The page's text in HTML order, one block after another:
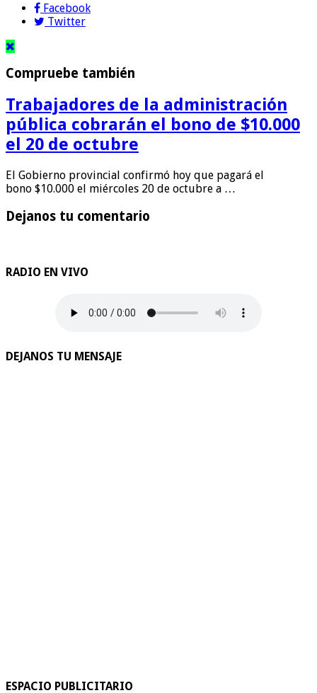
Facebook
Twitter
Compruebe también
Trabajadores de la administración
pública cobrarán el bono de $10.000
el 20 de octubre
El Gobierno provincial confirmó hoy que pagará el
bono $10.000 el miércoles 20 de octubre a …
Dejanos tu comentario
RADIO EN VIVO
DEJANOS TU MENSAJE
ESPACIO PUBLICITARIO